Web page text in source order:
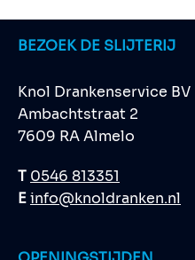
BEZOEK DE SLIJTERIJ
Knol Drankenservice BV
Ambachtstraat 2
7609 RA Almelo
T 0546 813351
Einfo@knoldranken.nl